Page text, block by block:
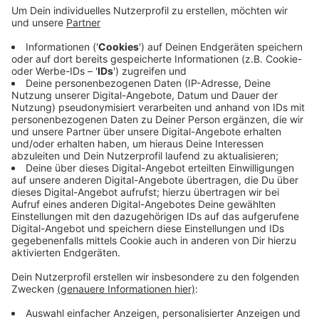
Das Hallendach stürzte ein, und das Feuer breitete
sich auch auf eine benachbarte Halle aus. Gegen 2:30
Uhr hatte die Feuerwehr den Brand unter Kontrolle.
Verletzt wurde niemand. Die Nachlöscharbeiten
dauerten bis in den Sonntagmorgen. Insgesamt waren
etwa 130 Einsatzkräfte der Feuerwehr im Einsatz.
Anzeige
Anzeige